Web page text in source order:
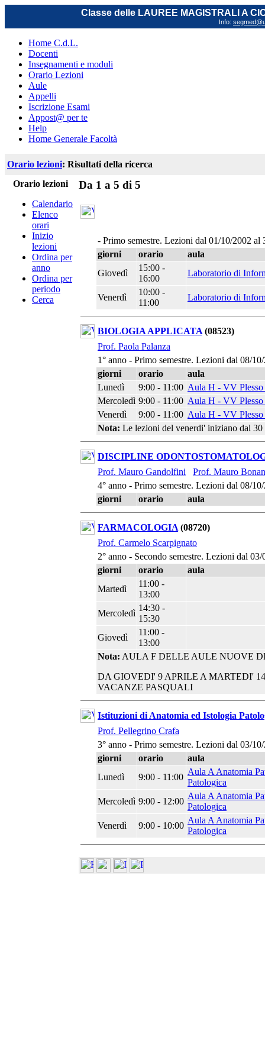
Classe delle LAUREE MAGISTRALI A
Info:
Home C.d.L.
Docenti
Insegnamenti e moduli
Orario Lezioni
Aule
Appelli
Iscrizione Esami
Appost@ per te
Help
Home Generale Facoltà
Orario lezioni: Risultati della ricerca
Orario lezioni
Calendario
Elenco
orari
Inizio
lezioni
Ordina per
anno
Ordina per
periodo
Cerca
Da 1 a 5 di 5
- Primo semestre. Lezioni dal 01/10/2002 al
giorni
orario
aula
Giovedì
15:00 -
16:00
Laboratorio di
Venerdì
10:00 -
11:00
Laboratorio di
BIOLOGIA APPLICATA (08523)
Prof. Paola Palanza
1° anno - Primo semestre. Lezioni dal 08/
giorni
orario
aula
Lunedì
9:00 - 11:00 Aula H - VV
Mercoledì 9:00 - 11:00 Aula H - VV
Venerdì
9:00 - 11:00 Aula H - VV
Nota: Le lezioni del venerdi' iniziano dal 30
DISCIPLINE
Prof. Mauro Gandolfini
Prof. Mauro
4° anno - Primo semestre. Lezioni dal 08/
giorni
orario aula
FARMACOLOGIA (08720)
Prof. Carmelo Scarpignato
2° anno - Secondo semestre. Lezioni dal
giorni
orario
aula
Martedì
11:00 -
13:00
Mercoledì
14:30 -
15:30
Giovedì
11:00 -
13:00
Nota: AULA F DELLE AULE NUOVE
DA GIOVEDI' 9 APRILE A MARTEDI'
VACANZE PASQUALI
Istituzioni di Anatomia ed Istologia
Prof. Pellegrino Crafa
3° anno - Primo semestre. Lezioni dal 03/
giorni
orario
aula
Lunedì
9:00 - 11:00
Aula A Anatomia
Patologica
Mercoledì 9:00 - 12:00
Aula A Anatomia
Patologica
Venerdì
9:00 - 10:00
Aula A Anatomia
Patologica